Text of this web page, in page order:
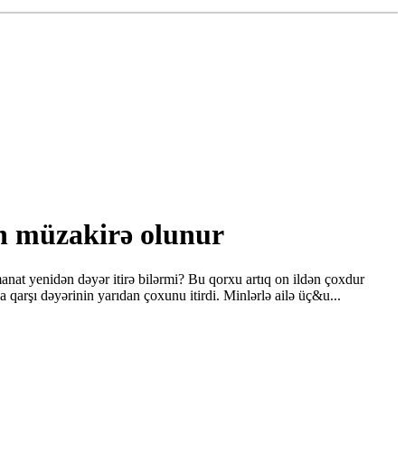
müzakirə olunur
yenidən dəyər itirə bilərmi? Bu qorxu artıq on ildən çoxdur
qarşı dəyərinin yarıdan çoxunu itirdi. Minlərlə ailə üç&u...